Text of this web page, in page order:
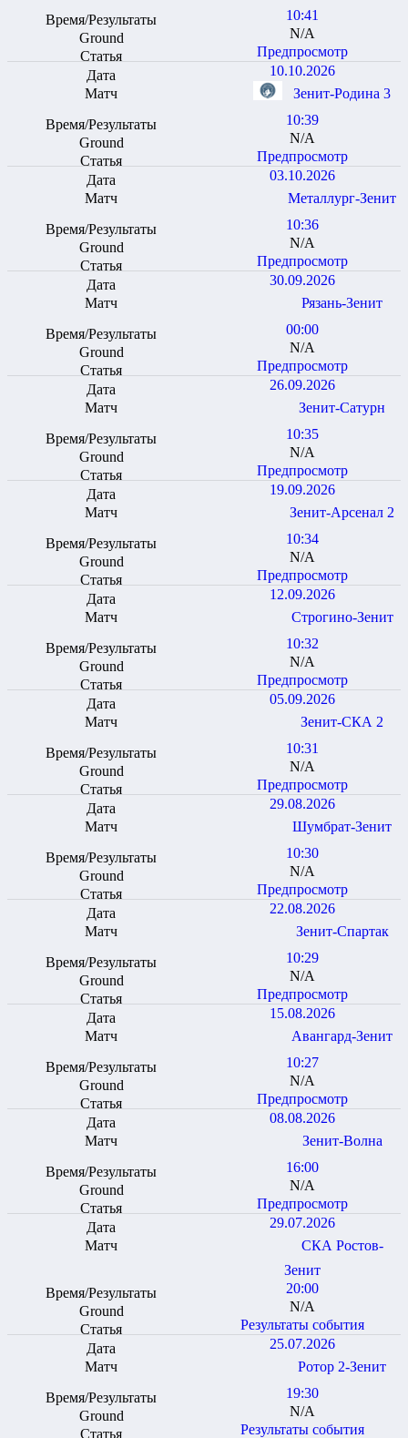
10:41
N/A
Предпросмотр
10.10.2026
Зенит-Родина 3
10:39
N/A
Предпросмотр
03.10.2026
Металлург-Зенит
10:36
N/A
Предпросмотр
30.09.2026
Рязань-Зенит
00:00
N/A
Предпросмотр
26.09.2026
Зенит-Сатурн
10:35
N/A
Предпросмотр
19.09.2026
Зенит-Арсенал 2
10:34
N/A
Предпросмотр
12.09.2026
Строгино-Зенит
10:32
N/A
Предпросмотр
05.09.2026
Зенит-СКА 2
10:31
N/A
Предпросмотр
29.08.2026
Шумбрат-Зенит
10:30
N/A
Предпросмотр
22.08.2026
Зенит-Спартак
10:29
N/A
Предпросмотр
15.08.2026
Авангард-Зенит
10:27
N/A
Предпросмотр
08.08.2026
Зенит-Волна
16:00
N/A
Предпросмотр
29.07.2026
СКА Ростов-
Зенит
20:00
N/A
Результаты события
25.07.2026
Ротор 2-Зенит
19:30
N/A
Результаты события